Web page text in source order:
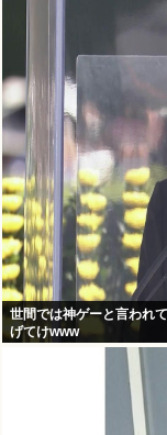
世間では神ゲーと言われ
げてけwww